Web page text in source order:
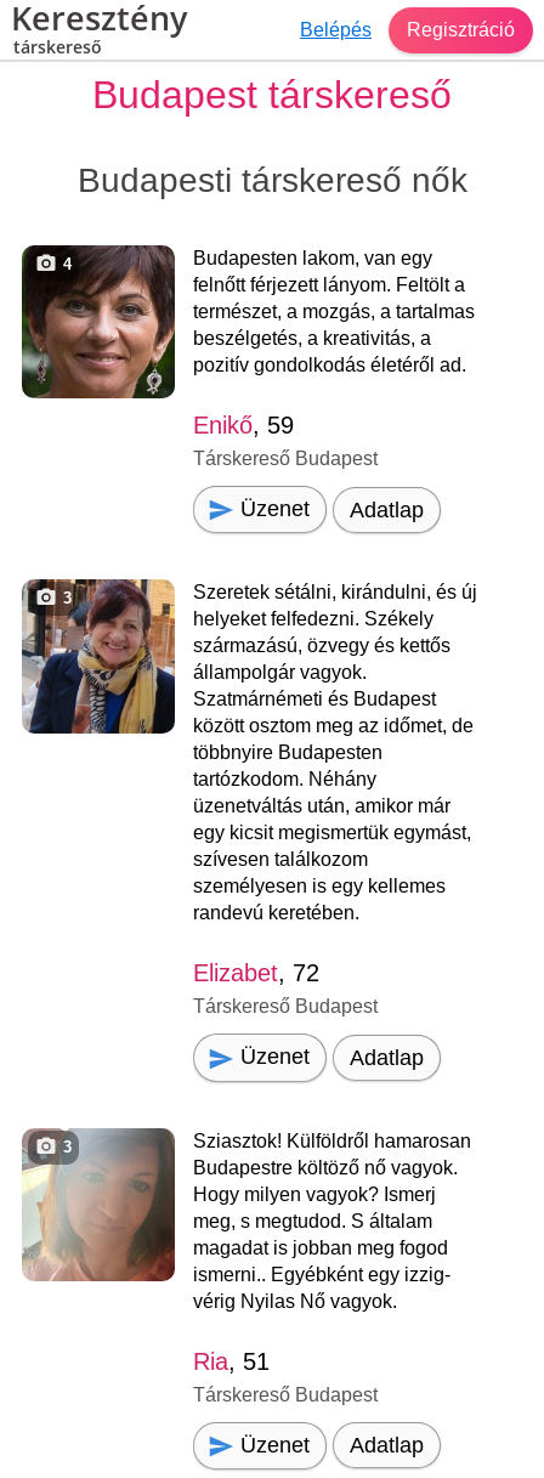
Keresztény
társkereső
Belépés Regisztráció
Budapest társkereső
Budapesti társkereső nők
4
Budapesten lakom, van egy
felnőtt férjezett lányom. Feltölt a
természet, a mozgás, a tartalmas
beszélgetés, a kreativitás, a
pozitív gondolkodás életéről ad.
Enikő, 59
Társkereső Budapest
Üzenet Adatlap
3
Szeretek sétálni, kirándulni, és új
helyeket felfedezni. Székely
származású, özvegy és kettős
állampolgár vagyok.
Szatmárnémeti és Budapest
között osztom meg az időmet, de
többnyire Budapesten
tartózkodom. Néhány
üzenetváltás után, amikor már
egy kicsit megismertük egymást,
szívesen találkozom
személyesen is egy kellemes
randevú keretében.
Elizabet, 72
Társkereső Budapest
Üzenet Adatlap
3
Sziasztok! Külföldről hamarosan
Budapestre költöző nő vagyok.
Hogy milyen vagyok? Ismerj
meg, s megtudod. S általam
magadat is jobban meg fogod
ismerni.. Egyébként egy izzig-
vérig Nyilas Nő vagyok.
Ria, 51
Társkereső Budapest
Üzenet Adatlap